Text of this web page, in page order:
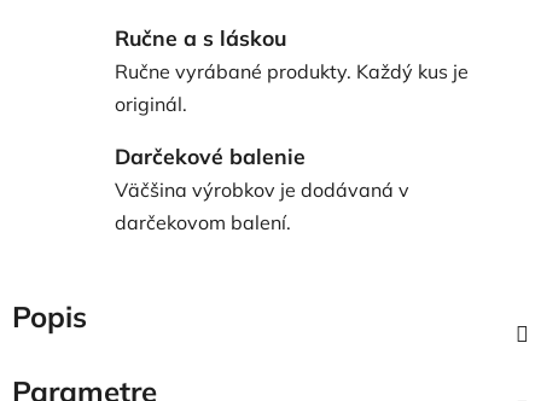
Ručne a s láskou
Ručne vyrábané produkty. Každý kus je
originál.
Darčekové balenie
Väčšina výrobkov je dodávaná v
darčekovom balení.
Popis
Parametre